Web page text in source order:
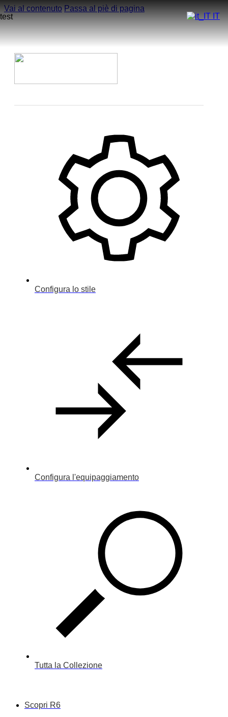
Vai al contenuto Passa al piè di pagina
Configura lo stile
Configura l'equipaggiamento
Tutta la Collezione
Scopri R6
Home
Azienda
Modelli
Configura
Dealer
Contatti
test IT